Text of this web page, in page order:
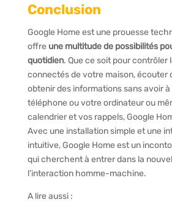
Conclusion
Google Home est une prouesse
offre une multitude de possibilités
quotidien. Que ce soit pour contrôler
connectés de votre maison, écouter
obtenir des informations sans avoir
téléphone ou votre ordinateur ou
calendrier et vos rappels, Google
Avec une installation simple et une
intuitive, Google Home est un
qui cherchent à entrer dans la
l’interaction homme-machine.
A lire aussi :